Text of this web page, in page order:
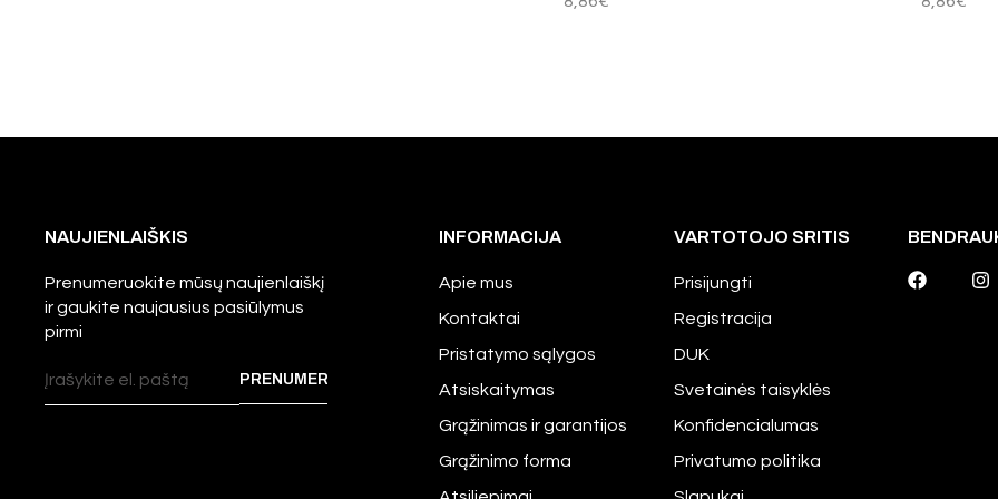
NAUJIENLAIŠKIS
Prenumeruokite mūsų naujienlaiškį
ir gaukite naujausius pasiūlymus
pirmi
INFORMACIJA
Apie mus
Kontaktai
Pristatymo sąlygos
Atsiskaitymas
Grąžinimas ir garantijos
Grąžinimo forma
VARTOTOJO SRITIS
Prisijungti
Registracija
DUK
Svetainės taisyklės
Konfidencialumas
Privatumo politika